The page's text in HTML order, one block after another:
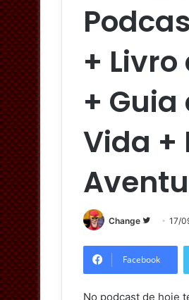
+
+
Vida +
Change
Siga 17/
Facebook
No podcast de hoje